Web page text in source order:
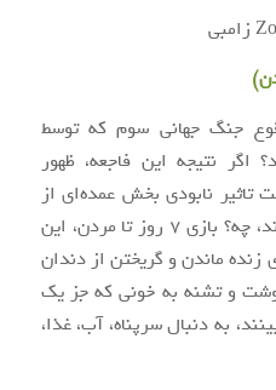
جنگ جهانی سوم که توسط
اگر نتیجه این فاجعه، ظهور
تاثیر نابودی بخش عمده‌ای از
جهان و اکوسیستم قرار گرفته‌اند، چه؟ بازی ۷ روز تا مردن، این
ماندن و گریختن از دندان
و تشنه به خونی که جز یک
به دنبال سرپناه، آب، غذا،